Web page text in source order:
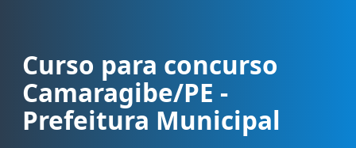
Curso para concurso Camaragibe/PE - Prefeitura Municipal cargo
Curso para concurso
Camaragibe/PE -
Prefeitura Municipal